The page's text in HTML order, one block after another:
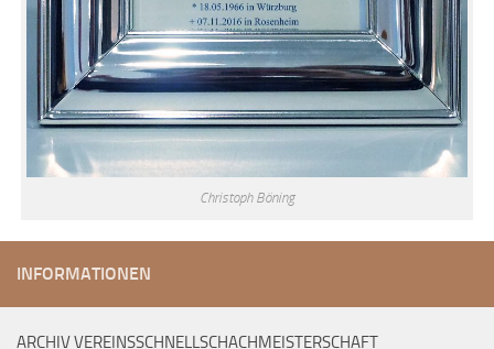
Christoph Böning
INFORMATIONEN
ARCHIV VEREINSSCHNELLSCHACHMEISTERSCHAFT